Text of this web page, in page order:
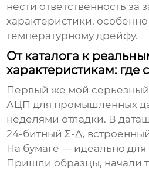
нести ответственность за
характеристики,
температурному дрейфу.
От каталога к
характеристикам: где
Первый же мой серьезный
АЦП для промышленных
неделями отладки. В
24-битный Σ-Δ,
На бумаге — идеально
Пришли образцы, начали